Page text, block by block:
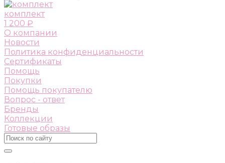
комплект
1 200 ₽
О компании
Новости
Политика конфиденциальности
Сертификаты
Помощь
Покупки
Помощь покупателю
Вопрос - ответ
Бренды
Коллекции
Готовые образы